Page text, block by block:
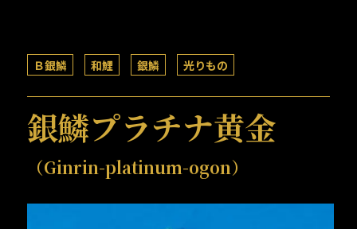
Ｂ銀鱗 和鯉 銀鱗 光りもの
銀鱗プラチナ黄金
（Ginrin-platinum-ogon）